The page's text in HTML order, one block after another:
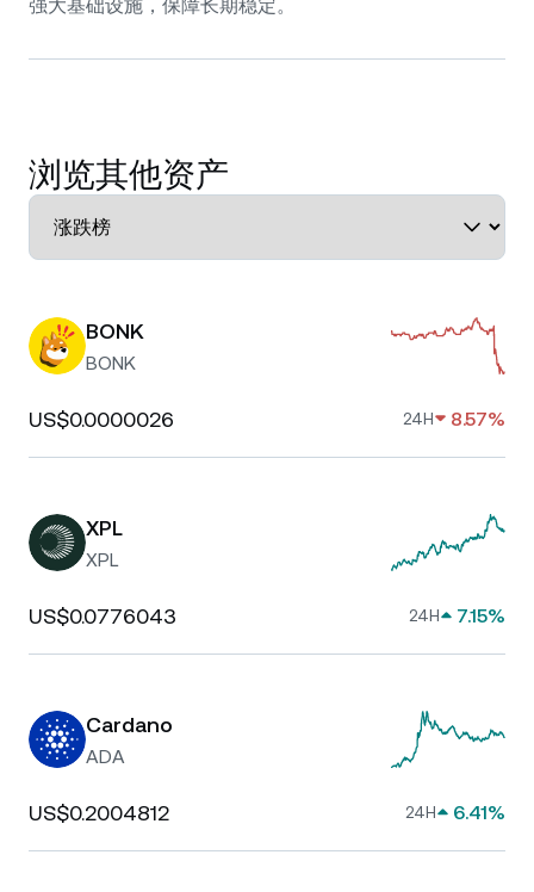
强大基础设施，保障长期稳定。
浏览其他资产
BONK
BONK
US$0.0000026 24H 8.57%
XPL
XPL
US$0.0776043 24H 7.15%
Cardano
ADA
US$0.2004812 24H 6.41%